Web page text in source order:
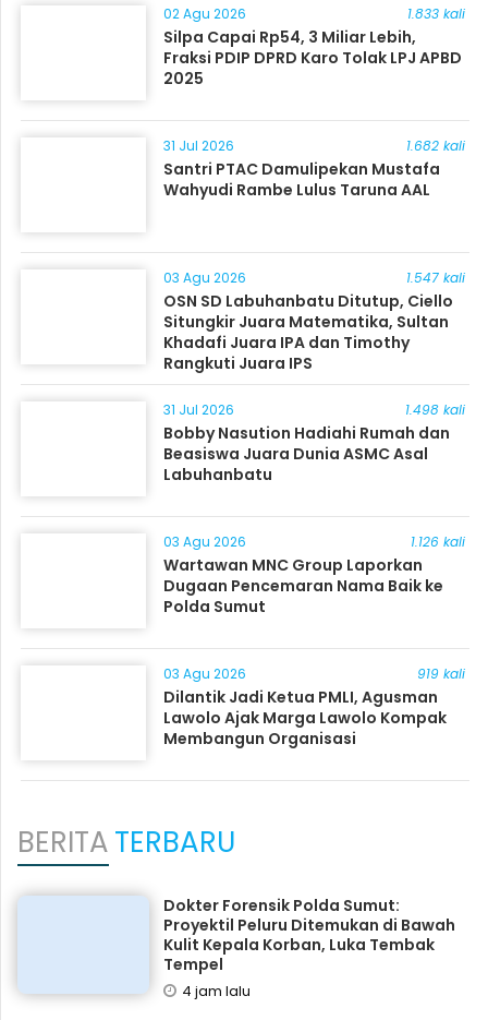
02 Agu 2026 1.833 kali
Silpa Capai Rp54, 3 Miliar Lebih,
Fraksi PDIP DPRD Karo Tolak LPJ APBD
2025
31 Jul 2026 1.682 kali
Santri PTAC Damulipekan Mustafa
Wahyudi Rambe Lulus Taruna AAL
03 Agu 2026 1.547 kali
OSN SD Labuhanbatu Ditutup, Ciello
Situngkir Juara Matematika, Sultan
Khadafi Juara IPA dan Timothy
Rangkuti Juara IPS
31 Jul 2026 1.498 kali
Bobby Nasution Hadiahi Rumah dan
Beasiswa Juara Dunia ASMC Asal
Labuhanbatu
03 Agu 2026 1.126 kali
Wartawan MNC Group Laporkan
Dugaan Pencemaran Nama Baik ke
Polda Sumut
03 Agu 2026 919 kali
Dilantik Jadi Ketua PMLI, Agusman
Lawolo Ajak Marga Lawolo Kompak
Membangun Organisasi
BERITATERBARU
Dokter Forensik Polda Sumut:
Proyektil Peluru Ditemukan di Bawah
Kulit Kepala Korban, Luka Tembak
Tempel
4 jam lalu